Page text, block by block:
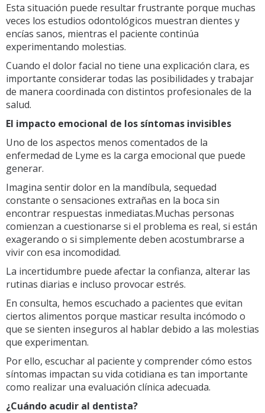
Esta situación puede resultar frustrante porque muchas
veces los estudios odontológicos muestran dientes y
encías sanos, mientras el paciente continúa
experimentando molestias.
Cuando el dolor facial no tiene una explicación clara, es
importante considerar todas las posibilidades y trabajar
de manera coordinada con distintos profesionales de la
salud.
El impacto emocional de los síntomas invisibles
Uno de los aspectos menos comentados de la
enfermedad de Lyme es la carga emocional que puede
generar.
Imagina sentir dolor en la mandíbula, sequedad
constante o sensaciones extrañas en la boca sin
encontrar respuestas inmediatas.Muchas personas
comienzan a cuestionarse si el problema es real, si están
exagerando o si simplemente deben acostumbrarse a
vivir con esa incomodidad.
La incertidumbre puede afectar la confianza, alterar las
rutinas diarias e incluso provocar estrés.
En consulta, hemos escuchado a pacientes que evitan
ciertos alimentos porque masticar resulta incómodo o
que se sienten inseguros al hablar debido a las molestias
que experimentan.
Por ello, escuchar al paciente y comprender cómo estos
síntomas impactan su vida cotidiana es tan importante
como realizar una evaluación clínica adecuada.
¿Cuándo acudir al dentista?